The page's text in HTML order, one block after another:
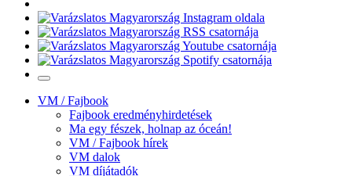
VM / Fajbook
Fajbook eredményhirdetések
Ma egy fészek, holnap az óceán!
VM / Fajbook hírek
VM dalok
VM díjátadók